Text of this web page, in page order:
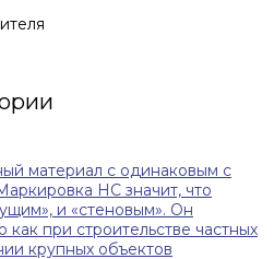
материал с одинаковым с
НС значит, что
и «стеновым». Он
как при строительстве частных
крупных объектов